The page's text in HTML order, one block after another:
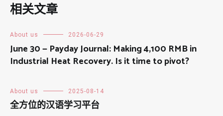
相关文章
About us 2026-06-29
June 30 — Payday Journal: Making 4,100 RMB in
Industrial Heat Recovery. Is it time to pivot?
About us 2025-08-14
全方位的汉语学习平台